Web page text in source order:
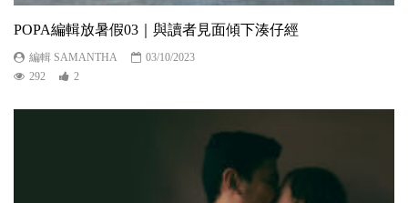
POPA編輯放暑假03｜與讀者見面傾下湊仔經
編輯 SAMANTHA
03/10/2023
292
2